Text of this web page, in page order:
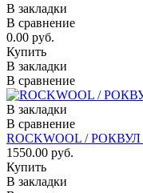
В закладки
В сравнение
0.00 руб.
Купить
В закладки
В сравнение
В закладки
В сравнение
ROCKWOOL / РОКВУЛ
1550.00 руб.
Купить
В закладки